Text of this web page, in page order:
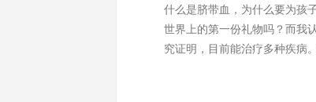
什么是脐带血，为什么要为孩
世界上的第一份礼物吗？而我
究证明，目前能治疗多种疾病